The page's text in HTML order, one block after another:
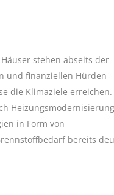
stehen abseits der
und finanziellen Hürden
die Klimaziele erreichen.
in Form von
bereits